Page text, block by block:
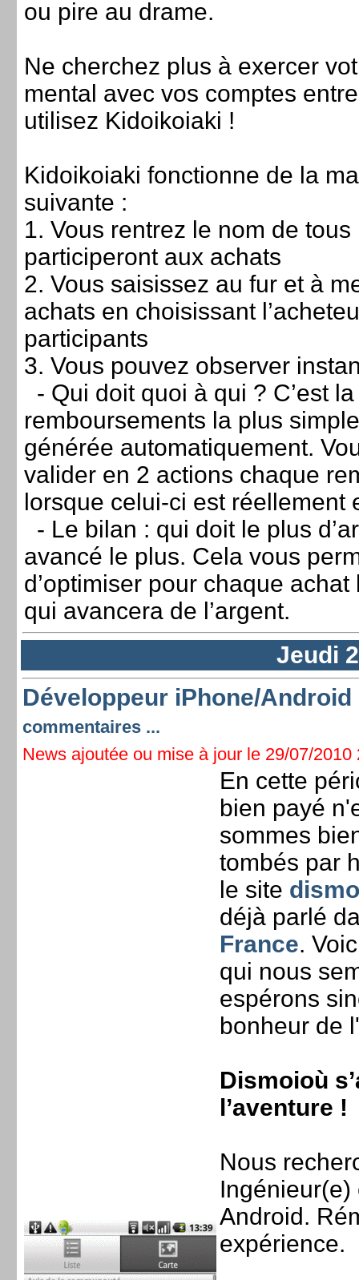
ou pire au drame.
Ne cherchez plus à exercer
mental avec vos comptes
utilisez Kidoikoiaki !
Kidoikoiaki fonctionne de la
suivante :
1. Vous rentrez le nom de
participeront aux achats
2. Vous saisissez au fur et à
achats en choisissant
participants
3. Vous pouvez observer
- Qui doit quoi à qui ? C’est
remboursements la plus
générée automatiquement.
valider en 2 actions chaque
lorsque celui-ci est réellement
- Le bilan : qui doit le plus
avancé le plus. Cela vous
d’optimiser pour chaque
qui avancera de l’argent.
Jeudi
Développeur iPhone/
commentaires ...
News ajoutée ou mise à jour le 29/07/2010
En cette
bien payé
sommes
tombés par
le site
déjà parlé
France.
qui nous
espérons
bonheur de
Dismoioù
l’aventure !
Nous
Android.
expérience.